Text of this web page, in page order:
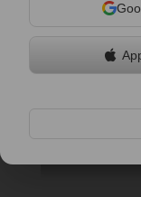
ホットド